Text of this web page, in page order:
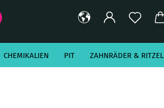
Suche...
CHEMIKALIEN PIT ZAHNRÄDER & RITZEL